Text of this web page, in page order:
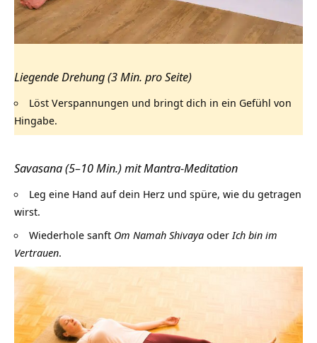
Liegende Drehung (3 Min. pro Seite)
Löst Verspannungen und bringt dich in ein Gefühl von
Hingabe.
Savasana (5–10 Min.) mit Mantra-Meditation
Leg eine Hand auf dein Herz und spüre, wie du getragen
wirst.
Wiederhole sanft Om Namah Shivaya oder Ich bin im
Vertrauen.